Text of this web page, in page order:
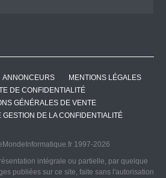
ANNONCEURS
MENTIONS LÉGALES
DE CONFIDENTIALITÉ
GÉNÉRALES DE VENTE
GESTION DE LA CONFIDENTIALITÉ
1997-2026
intégrale ou partielle, par quelque
publiées sur ce site, faite sans l'autorisation